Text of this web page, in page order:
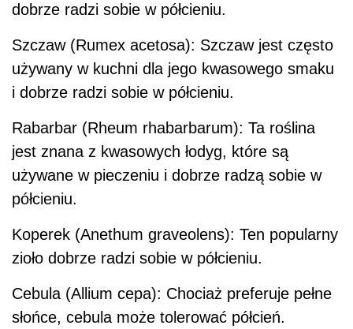
dobrze radzi sobie w półcieniu.
Szczaw (Rumex acetosa): Szczaw jest często
używany w kuchni dla jego kwasowego smaku
i dobrze radzi sobie w półcieniu.
Rabarbar (Rheum rhabarbarum): Ta roślina
jest znana z kwasowych łodyg, które są
używane w pieczeniu i dobrze radzą sobie w
półcieniu.
Koperek (Anethum graveolens): Ten popularny
zioło dobrze radzi sobie w półcieniu.
Cebula (Allium cepa): Chociaż preferuje pełne
słońce, cebula może tolerować półcień.